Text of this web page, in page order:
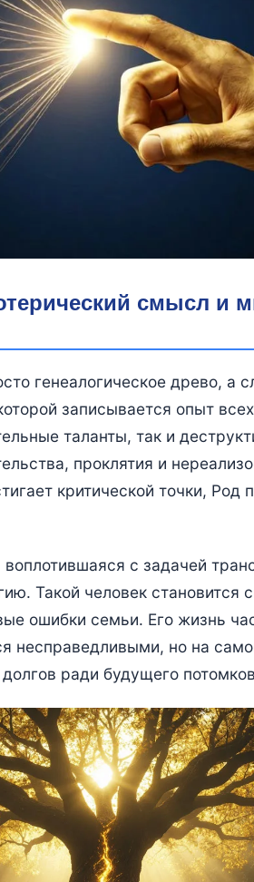
смысл и
генеалогическое древо, а
записывается опыт
таланты, так и
проклятия и
критической точки, Род
с задачей
Такой человек становится
ошибки семьи. Его жизнь
несправедливыми, но на
ради будущего